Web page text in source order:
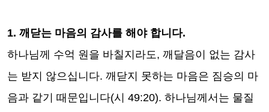
1. 깨닫는 마음의 감사를 해야 합니다.
하나님께 수억 원을 바칠지라도, 깨달음이 없는 감사
는 받지 않으십니다. 깨닫지 못하는 마음은 짐승의 마
음과 같기 때문입니다(시 49:20). 하나님께서는 물질